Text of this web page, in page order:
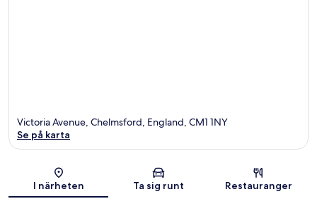
Karta
Victoria Avenue, Chelmsford, England, CM1 1NY
Se på karta
I närheten Ta sig runt Restauranger